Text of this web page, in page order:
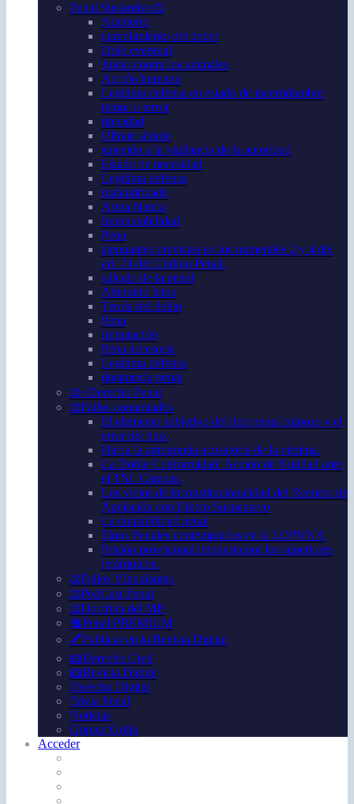
Penal Sustantivo⚖️
Adulterio
cumplimiento del deber
Dolo eventual
Juicio contra los animales
Acción humana
Legítima defensa en estado de incertidumbre
temor o terror
tipicidad
Ultraje simple
sujeción a la vigilancia de la autoridad
Estado de necesidad
Legítima defensa
malandrizado
Arma blanca
Inimputabilidad
Pena
atenuantes previstas en los numerales 2 y 4 del
art. 74 del Código Penal.
cálculo de la penal
Aberratio Ictus
Teoría del delito
Pena
Imputación
Pena accesoria
Legítima defensa
dosimetría penal
⚖️+Derecho Penal
⚖️Fallos comentados
El elemento subjetivo del tipo penal culposo y el
error del tipo.
Hacia la autonomía acusatoria de la víctima.
La Doble Conformidad. Acción de Nulidad ante
el TSJ. Caracas.
Los vicios de inconstitucionalidad del Recurso de
Apelación con Efecto Suspensivo
La culpabilidad penal
Tipos Penales contemplados en la LOPNNA
Prisión provisional impuesta por los superiores
jerárquicos.
⚖️Fallos Vínculantes
⚖️PodCast Penal
⚖️Doctrina del MP.
💲Penal PREMIUM
🖊️Publicar en la Revista Digital
📖Derecho Civil
📖Revista Digital
Derecho Digital
Trivia Penal
Noticias
Gómez Grillo
Acceder